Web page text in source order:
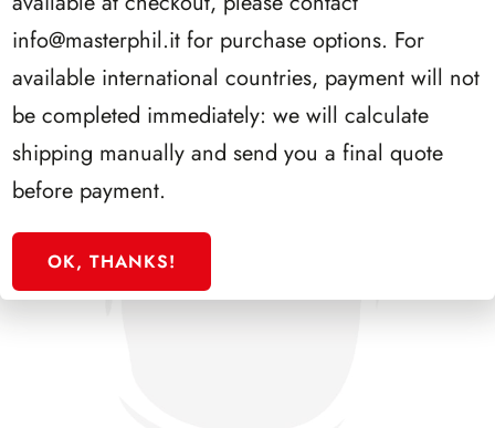
info@masterphil.it for purchase options. For
available international countries, payment will not
be completed immediately: we will calculate
shipping manually and send you a final quote
before payment.
OK, THANKS!